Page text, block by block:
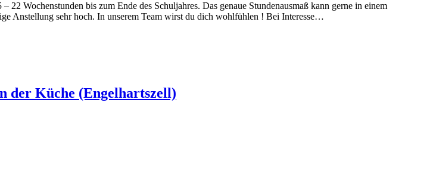
Wochenstunden bis zum Ende des Schuljahres. Das genaue Stundenausmaß kann gerne in einem
Anstellung sehr hoch. In unserem Team wirst du dich wohlfühlen ! Bei Interesse…
der Küche (Engelhartszell)